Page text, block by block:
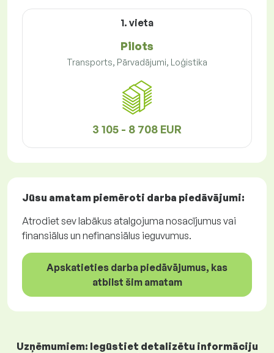
1. vieta
Pilots
Transports, Pārvadājumi, Loģistika
3 105 - 8 708 EUR
Jūsu amatam piemēroti darba piedāvājumi:
Atrodiet sev labākus atalgojuma nosacījumus vai
finansiālus un nefinansiālus ieguvumus.
Apskatieties darba piedāvājumus, kas
atbilst šim amatam
Uzņēmumiem: Iegūstiet detalizētu informāciju